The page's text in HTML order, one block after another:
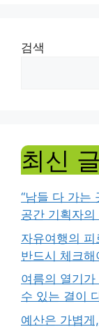
검색
최신 글
“남들 다 가는
공간 기획자의
자유여행의
반드시 체크
여름의 열기
수 있는 결이
예산은 가볍